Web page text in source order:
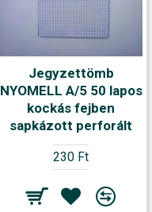
Jegyzettömb
NYOMELL A/5 50 lapos
kockás fejben
sapkázott perforált
230 Ft